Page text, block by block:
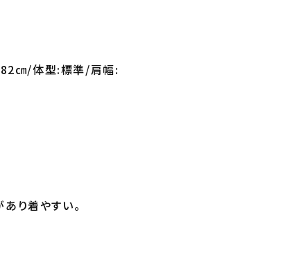
㎝/体型:標準/肩幅:
り着やすい。